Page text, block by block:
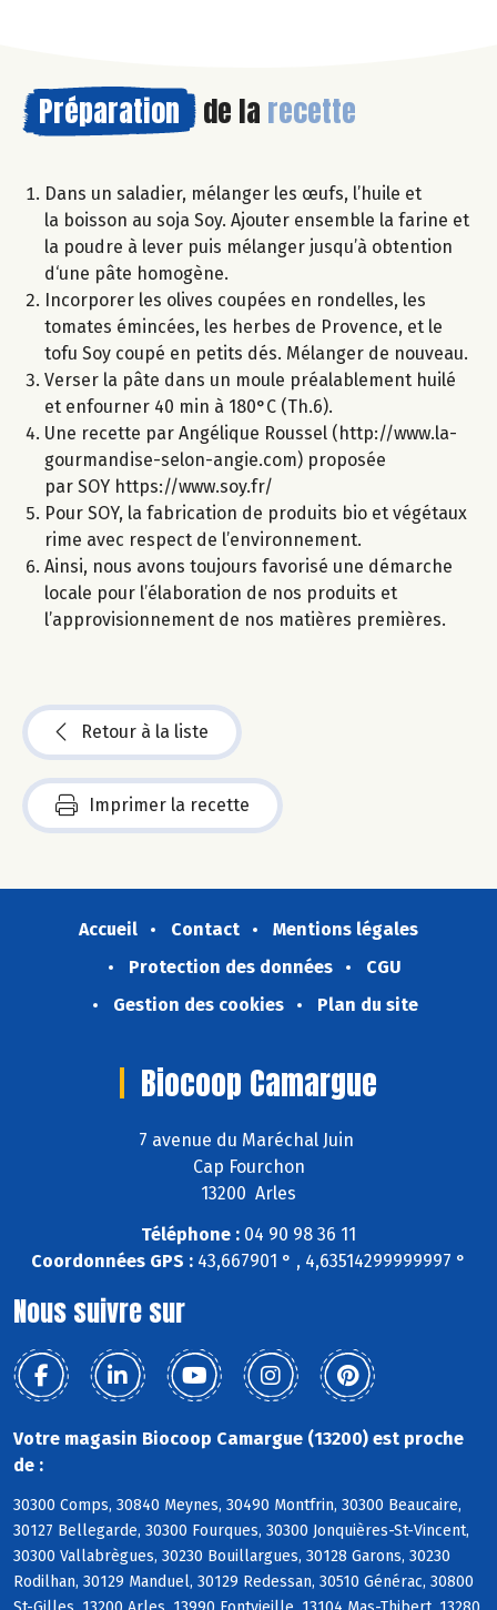
Préparation de la recette
Dans un saladier, mélanger les œufs, l’huile et
la boisson au soja Soy. Ajouter ensemble la farine et
la poudre à lever puis mélanger jusqu’à obtention
d‘une pâte homogène.
Incorporer les olives coupées en rondelles, les
tomates émincées, les herbes de Provence, et le
tofu Soy coupé en petits dés. Mélanger de nouveau.
Verser la pâte dans un moule préalablement huilé
et enfourner 40 min à 180°C (Th.6).
Une recette par Angélique Roussel (http://www.la-
gourmandise-selon-angie.com) proposée
par SOY https://www.soy.fr/
Pour SOY, la fabrication de produits bio et végétaux
rime avec respect de l’environnement.
Ainsi, nous avons toujours favorisé une démarche
locale pour l’élaboration de nos produits et
l’approvisionnement de nos matières premières.
Retour à la liste
Imprimer la recette
Accueil Contact
Mentions légales
Protection des données
CGU
Gestion des cookies
Plan du site
Biocoop Camargue
7 avenue du Maréchal Juin
Cap Fourchon
13200 Arles
Téléphone : 04 90 98 36 11
Coordonnées GPS : 43,667901 ° , 4,63514299999997 °
Nous suivre sur
Votre magasin Biocoop Camargue (13200) est proche
de :
30300 Comps, 30840 Meynes, 30490 Montfrin, 30300 Beaucaire,
30127 Bellegarde, 30300 Fourques, 30300 Jonquières-St-Vincent,
30300 Vallabrègues, 30230 Bouillargues, 30128 Garons, 30230
Rodilhan, 30129 Manduel, 30129 Redessan, 30510 Générac, 30800